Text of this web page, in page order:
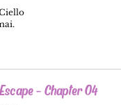
- Chapter 04